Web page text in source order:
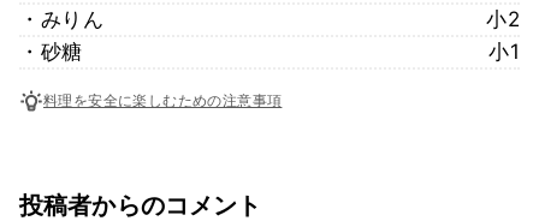
・みりん
小2
・砂糖
小1
料理を安全に楽しむための注意事項
投稿者からのコメント